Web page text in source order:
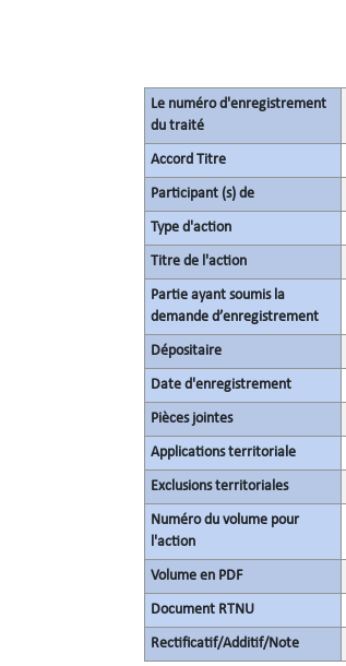
Le numéro d'enregistrement
du traité
Accord Titre
Participant (s) de
Type d'action
Titre de l'action
Partie ayant soumis la
demande d’enregistrement
Dépositaire
Date d'enregistrement
Pièces jointes
Applications territoriale
Exclusions territoriales
Numéro du volume pour
l'action
Volume en PDF
Document RTNU
Rectificatif/Additif/Note